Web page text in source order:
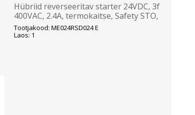
Hübriid reverseeritav starter 24VDC, 3f
400VAC, 2.4A, termokaitse, Safety STO,
Lovato
Tootjakood: ME024RSD024 E
Laos: 1